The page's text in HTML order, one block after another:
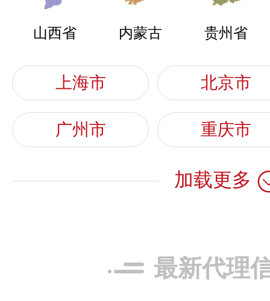
品牌电话：
推荐星级：
关注人数：
拓展伟业
预算参考：￥
山西省 内蒙古 贵州省
上海市 北京市
广州市 重庆市
加载更多
最新代理
李女士 代理地区 -
想了解万泰水表品牌
李女士 代理地区 -
代理地区 -
李女士 代理地区 -